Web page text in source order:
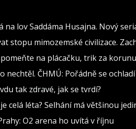
na lov Saddáma Husajna. Nový
stopu mimozemské civilizace.
na plácačku, trik za
nechtěl. ČHMÚ: Pořádně se
tak zdravé, jak se tvrdí?
celá léta? Selhání má většinou
O2 arena ho uvítá v říjnu